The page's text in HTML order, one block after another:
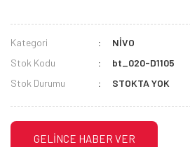
Kategori
NİVO
Stok Kodu
bt_020-D1105
Stok Durumu
STOKTA YOK
GELİNCE HABER VER